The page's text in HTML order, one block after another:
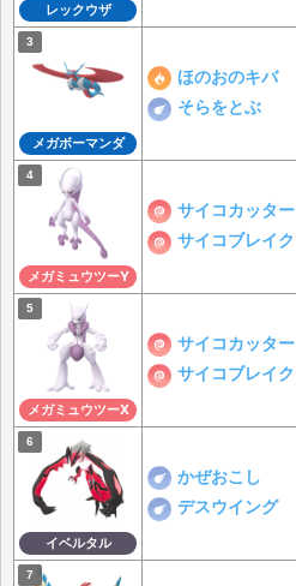
レックウザ
メガボーマンダ
ほのおのキバ
そらをとぶ
メガミュウツーY
サイコカッター
サイコブレイク
メガミュウツーX
サイコカッター
サイコブレイク
イベルタル
かぜおこし
デスウイング